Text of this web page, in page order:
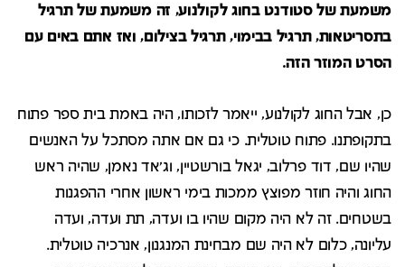
משמעת של סטודנט בחוג לקולנוע, זה משמעת של תרגיל
בתסריטאות, תרגיל בבימוי, תרגיל בצילום, ואז אתם באים עם
הסרט המוזר הזה.
כן, אבל החוג לקולנוע, ייאמר לזכותו, היה באמת בית ספר פתוח
בתקופתנו. פתוח טוטלית. כי גם אם אתה מסתכל על האנשים
שהיו שם, דוד פרלוב, יגאל בורשטיין, וג'אד נאמן, שהיה ראש
החוג והיה חוזר מפוצץ ממכות בימי ראשון אחרי ההפגנות
בשטחים. זה לא היה מקום שהיו בו ועדה, תת ועדה, ועדה
עליונה, כלום לא היה שם מבחינת המנגנון, אנרכיה טוטלית.